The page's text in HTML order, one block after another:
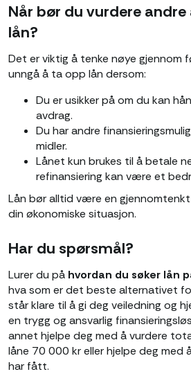
Når bør du vurdere
lån?
Det er viktig å tenke nøye gjennom
unngå å ta opp lån dersom:
Du er usikker på om du kan
avdrag.
Du har andre
midler.
Lånet kun brukes til å betale
refinansiering kan være et
Lån bør alltid være en
din økonomiske situasjon.
Har du spørsmål?
Lurer du på hvordan du søker lån
hva som er det beste alternativet
står klare til å gi deg veiledning og
en trygg og ansvarlig
annet hjelpe deg med å vurdere
låne 70 000 kr eller hjelpe deg med
har fått.